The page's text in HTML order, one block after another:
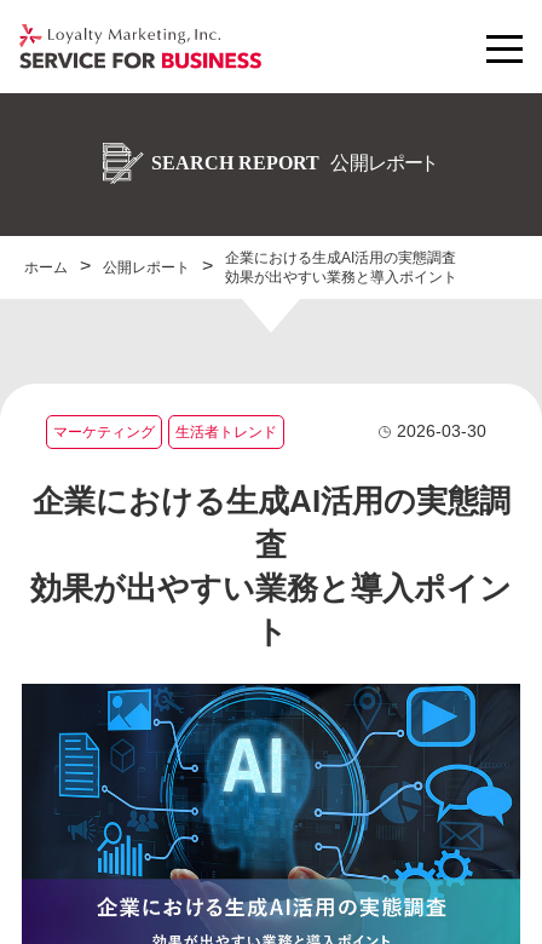
ホーム 公開レポート
企業における生成AI活用の実態調査
効果が出やすい業務と導入ポイント
マーケティング 生活者トレンド 2026-03-30
企業における生成AI活用の実態調
査
効果が出やすい業務と導入ポイン
ト